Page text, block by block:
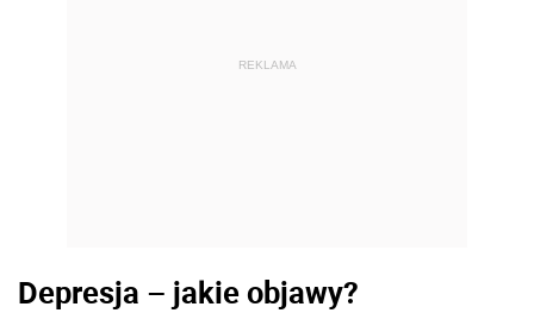
REKLAMA
Depresja – jakie objawy?